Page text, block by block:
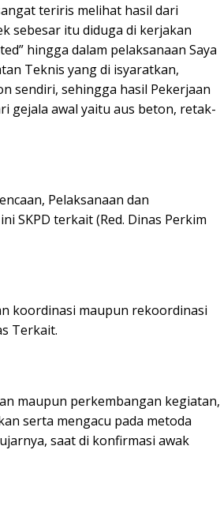
teriris melihat hasil dari
sebesar itu diduga di kerjakan
hingga dalam pelaksanaan Saya
Teknis yang di isyaratkan,
sendiri, sehingga hasil Pekerjaan
gejala awal yaitu aus beton, retak-
Pelaksanaan dan
SKPD terkait (Red. Dinas Perkim
koordinasi maupun rekoordinasi
Terkait.
maupun perkembangan kegiatan,
serta mengacu pada metoda
saat di konfirmasi awak